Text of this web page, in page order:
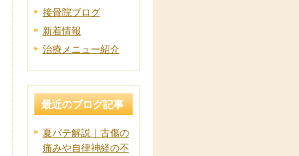
接骨院ブログ
新着情報
治療メニュー紹介
最近のブログ記事
夏バテ解説｜古傷の
痛みや自律神経の不